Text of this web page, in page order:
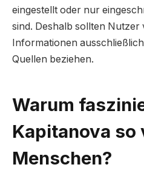
eingestellt oder nur
sind. Deshalb sollten Nutzer
Informationen
Quellen beziehen.
Warum
Kapitanova so
Menschen?